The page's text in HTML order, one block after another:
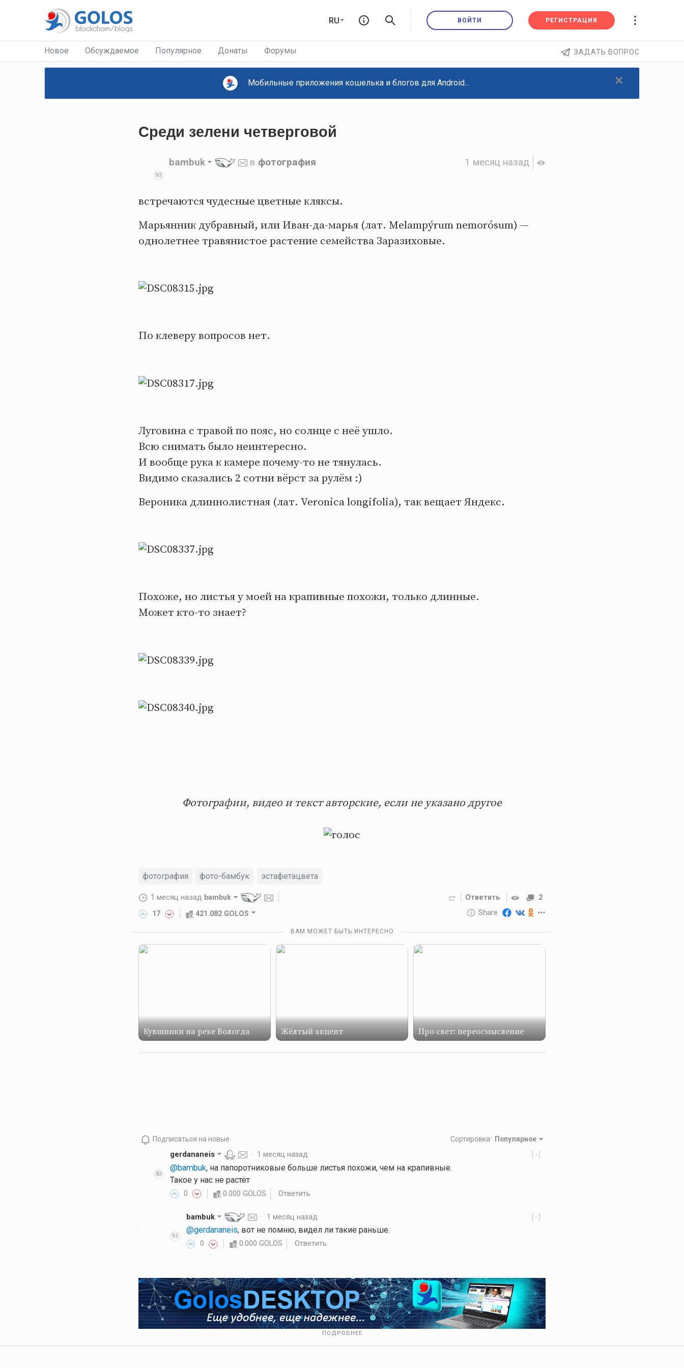
RU ВОЙТИ РЕГИСТРАЦИЯ
ЗАДАТЬ ВОПРОС
Новое Обсуждаемое Популярное Донаты Форумы
×
Мобильные приложения кошелька и блогов для Android...
Среди зелени четверговой
1 месяц назад
93
bambuk в фотография
встречаются чудесные цветные кляксы.
Марьянник дубравный, или Иван-да-марья (лат. Melampýrum nemorósum) —
однолетнее травянистое растение семейства Заразиховые.
По клеверу вопросов нет.
Луговина с травой по пояс, но солнце с неё ушло.
Всю снимать было неинтересно.
И вообще рука к камере почему-то не тянулась.
Видимо сказались 2 сотни вёрст за рулём :)
Вероника длиннолистная (лат. Veronica longifolia), так вещает Яндекс.
Похоже, но листья у моей на крапивные похожи, только длинные.
Может кто-то знает?
Фотографии, видео и текст авторские, если не указано другое
фотография фото-бамбук эстафетацвета
1 месяц назад bambuk
17
421.082 GOLOS
Ответить 2
Share
Reward
10 GOLOS
ВАМ МОЖЕТ БЫТЬ ИНТЕРЕСНО
Кувшинки на реке Вологда Жёлтый акцент Про свет: переосмысление
Подписаться на новые Сортировка: Популярное
83
[-]
gerdananeis · 1 месяц назад
@bambuk, на папоротниковые больше листья похожи, чем на крапивные.
Такое у нас не растёт
0 0.000 GOLOS Ответить
·
93
[-]
bambuk · 1 месяц назад
@gerdananeis, вот не помню, видел ли такие раньше.
0 0.000 GOLOS Ответить
ПОДРОБНЕЕ